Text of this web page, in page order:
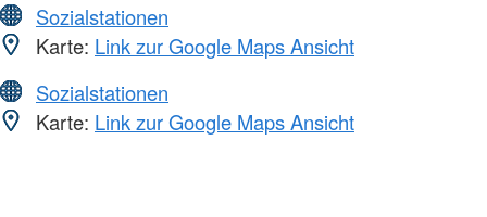
Sozialstationen
Karte: Link zur Google Maps Ansicht
Sozialstationen
Karte: Link zur Google Maps Ansicht